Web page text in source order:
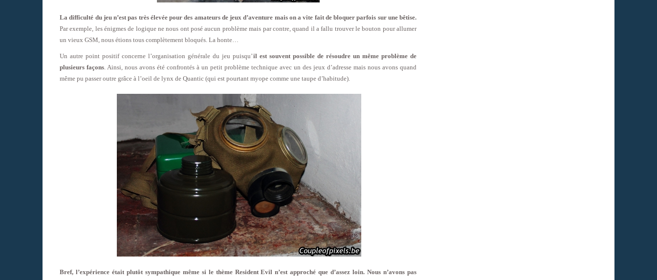
La difficulté du jeu n’est pas très élevée pour des amateurs de jeux d’aventure mais on a vite fait de bloquer parfois sur une bêtise.
Par exemple, les énigmes de logique ne nous ont posé aucun problème mais par contre, quand il a fallu trouver le bouton pour allumer
un vieux GSM, nous étions tous complètement bloqués. La honte…
Un autre point positif concerne l’organisation générale du jeu puisqu’il est souvent possible de résoudre un même problème de
plusieurs façons. Ainsi, nous avons été confrontés à un petit problème technique avec un des jeux d’adresse mais nous avons quand
même pu passer outre grâce à l’oeil de lynx de Quantic (qui est pourtant myope comme une taupe d’habitude).
Bref, l’expérience était plutôt sympathique même si le thème Resident Evil n’est approché que d’assez loin. Nous n’avons pas